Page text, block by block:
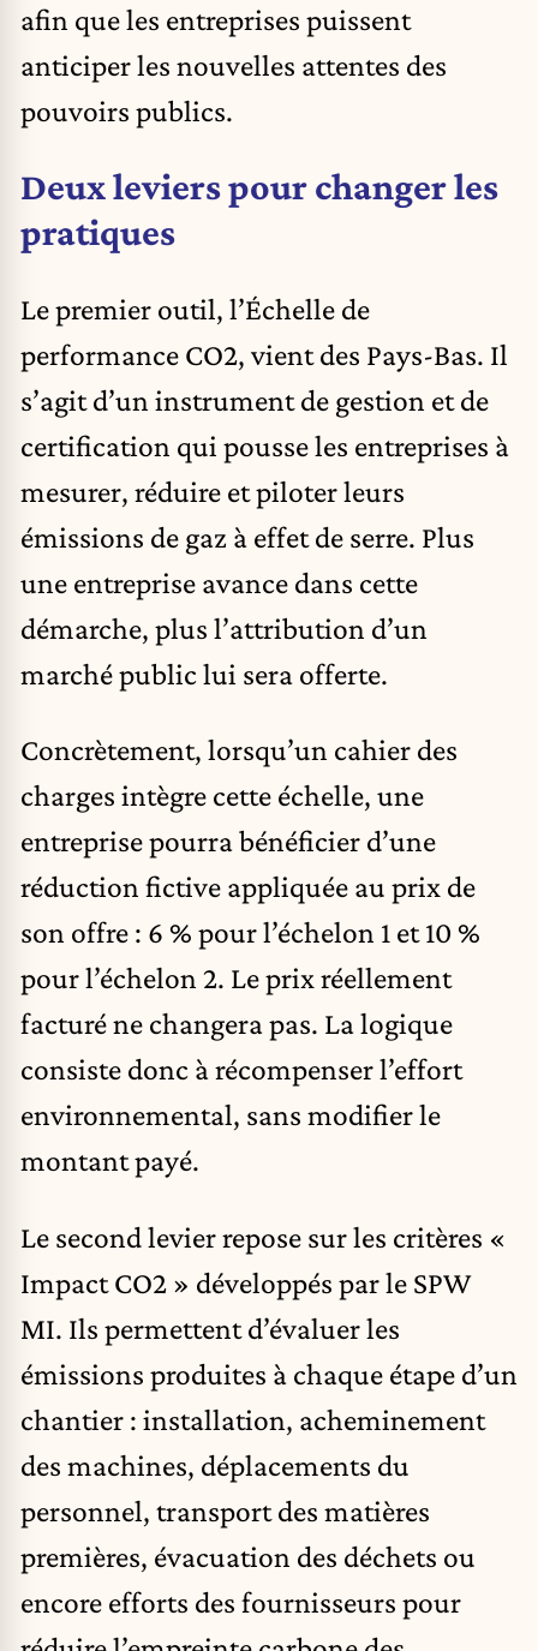
afin que les entreprises puissent
anticiper les nouvelles attentes des
pouvoirs publics.
Deux leviers pour changer les
pratiques
Le premier outil, l’Échelle de
performance CO2, vient des Pays-Bas. Il
s’agit d’un instrument de gestion et de
certification qui pousse les entreprises à
mesurer, réduire et piloter leurs
émissions de gaz à effet de serre. Plus
une entreprise avance dans cette
démarche, plus l’attribution d’un
marché public lui sera offerte.
Concrètement, lorsqu’un cahier des
charges intègre cette échelle, une
entreprise pourra bénéficier d’une
réduction fictive appliquée au prix de
son offre : 6 % pour l’échelon 1 et 10 %
pour l’échelon 2. Le prix réellement
facturé ne changera pas. La logique
consiste donc à récompenser l’effort
environnemental, sans modifier le
montant payé.
Le second levier repose sur les critères «
Impact CO2 » développés par le SPW
MI. Ils permettent d’évaluer les
émissions produites à chaque étape d’un
chantier : installation, acheminement
des machines, déplacements du
personnel, transport des matières
premières, évacuation des déchets ou
encore efforts des fournisseurs pour